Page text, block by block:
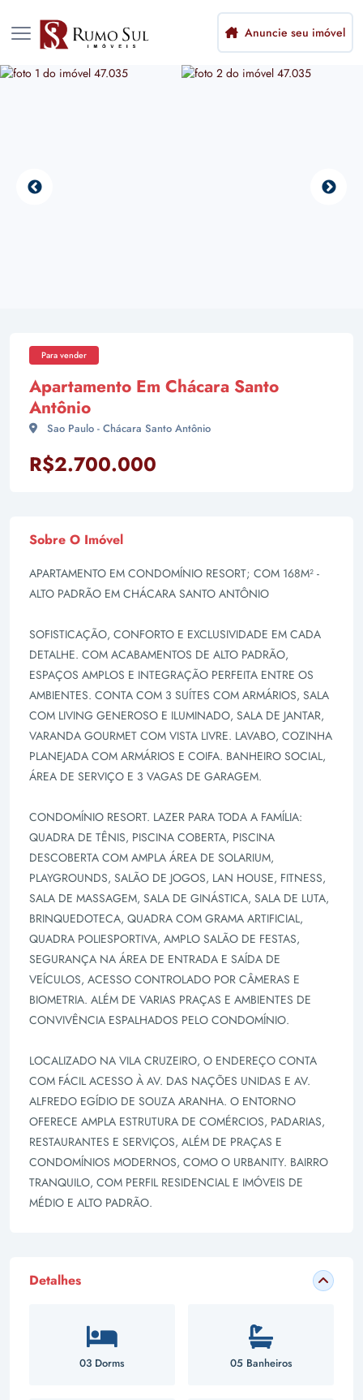
Anuncie seu imóvel
Para vender
Apartamento Em Chácara Santo
Antônio
Sao Paulo - Chácara Santo Antônio
R$2.700.000
Sobre O Imóvel
APARTAMENTO EM CONDOMÍNIO RESORT; COM 168M² -
ALTO PADRÃO EM CHÁCARA SANTO ANTÔNIO
SOFISTICAÇÃO, CONFORTO E EXCLUSIVIDADE EM CADA
DETALHE. COM ACABAMENTOS DE ALTO PADRÃO,
ESPAÇOS AMPLOS E INTEGRAÇÃO PERFEITA ENTRE OS
AMBIENTES. CONTA COM 3 SUÍTES COM ARMÁRIOS, SALA
COM LIVING GENEROSO E ILUMINADO, SALA DE JANTAR,
VARANDA GOURMET COM VISTA LIVRE. LAVABO, COZINHA
PLANEJADA COM ARMÁRIOS E COIFA. BANHEIRO SOCIAL,
ÁREA DE SERVIÇO E 3 VAGAS DE GARAGEM.
CONDOMÍNIO RESORT. LAZER PARA TODA A FAMÍLIA:
QUADRA DE TÊNIS, PISCINA COBERTA, PISCINA
DESCOBERTA COM AMPLA ÁREA DE SOLARIUM,
PLAYGROUNDS, SALÃO DE JOGOS, LAN HOUSE, FITNESS,
SALA DE MASSAGEM, SALA DE GINÁSTICA, SALA DE LUTA,
BRINQUEDOTECA, QUADRA COM GRAMA ARTIFICIAL,
QUADRA POLIESPORTIVA, AMPLO SALÃO DE FESTAS,
SEGURANÇA NA ÁREA DE ENTRADA E SAÍDA DE
VEÍCULOS, ACESSO CONTROLADO POR CÂMERAS E
BIOMETRIA. ALÉM DE VARIAS PRAÇAS E AMBIENTES DE
CONVIVÊNCIA ESPALHADOS PELO CONDOMÍNIO.
LOCALIZADO NA VILA CRUZEIRO, O ENDEREÇO CONTA
COM FÁCIL ACESSO À AV. DAS NAÇÕES UNIDAS E AV.
ALFREDO EGÍDIO DE SOUZA ARANHA. O ENTORNO
OFERECE AMPLA ESTRUTURA DE COMÉRCIOS, PADARIAS,
RESTAURANTES E SERVIÇOS, ALÉM DE PRAÇAS E
CONDOMÍNIOS MODERNOS, COMO O URBANITY. BAIRRO
TRANQUILO, COM PERFIL RESIDENCIAL E IMÓVEIS DE
MÉDIO E ALTO PADRÃO.
Detalhes
03 Dorms 05 Banheiros